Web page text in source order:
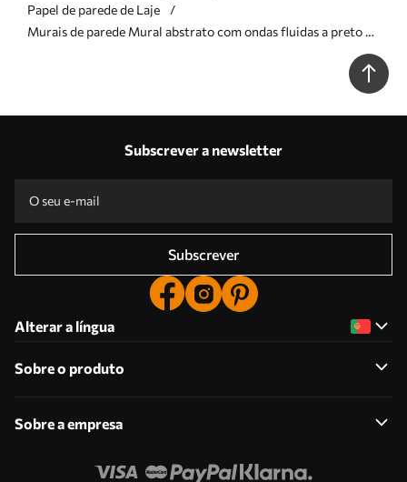
Papel de parede de Laje
Murais de parede Mural abstrato com ondas fluidas a preto e
Subscrever a newsletter
Subscrever
Alterar a língua
Sobre o produto
Sobre a empresa